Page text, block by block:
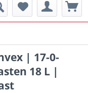
| 17-0-
18 L |